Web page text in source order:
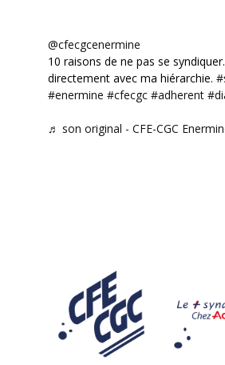
@cfecgcenermine
10 raisons de ne pas se
directement avec ma hiérarchie.
#enermine #cfecgc #adherent
♬ son original - CFE-CGC